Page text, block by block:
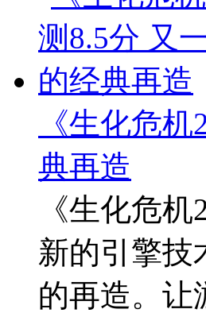
《生化危
典再造
《生化危
新的引擎技
的再造。让